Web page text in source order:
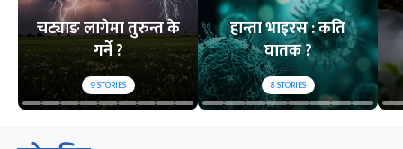
चट्याङ लागेमा तुरुन्त के
गर्ने ?
9STORIES
हान्ता भाइरस : कति
घातक ?
8STORIES